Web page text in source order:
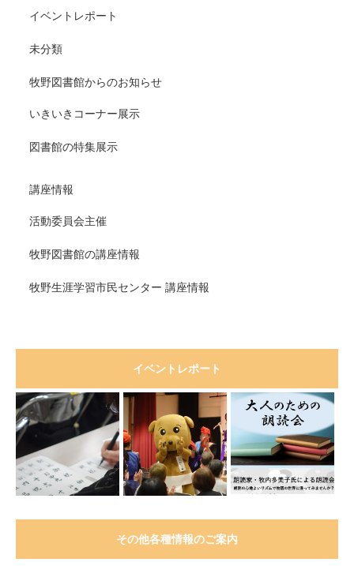
イベントレポート
未分類
牧野図書館からのお知らせ
いきいきコーナー展示
図書館の特集展示
講座情報
活動委員会主催
牧野図書館の講座情報
牧野生涯学習市民センター 講座情報
イベントレポート
その他各種情報のご案内